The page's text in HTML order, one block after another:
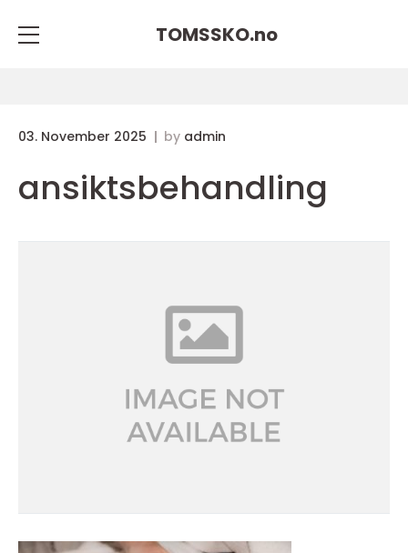
TOMSSKO.no
03. November 2025 by admin
ansiktsbehandling